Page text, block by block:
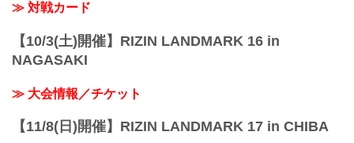
≫ 対戦カード
【10/3(土)開催】RIZIN LANDMARK 16 in
NAGASAKI
≫ 大会情報／チケット
【11/8(日)開催】RIZIN LANDMARK 17 in CHIBA